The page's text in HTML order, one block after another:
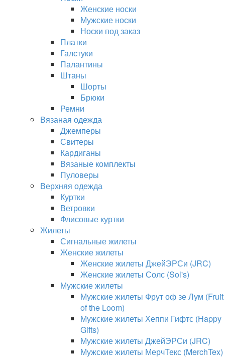
Женские носки
Мужские носки
Носки под заказ
Платки
Галстуки
Палантины
Штаны
Шорты
Брюки
Ремни
Вязаная одежда
Джемперы
Свитеры
Кардиганы
Вязаные комплекты
Пуловеры
Верхняя одежда
Куртки
Ветровки
Флисовые куртки
Жилеты
Сигнальные жилеты
Женские жилеты
Женские жилеты ДжейЭРСи (JRC)
Женские жилеты Солс (Sol's)
Мужские жилеты
Мужские жилеты Фрут оф зе Лум (Fruit
of the Loom)
Мужские жилеты Хеппи Гифтс (Happy
Gifts)
Мужские жилеты ДжейЭРСи (JRC)
Мужские жилеты МерчТекс (MerchTex)